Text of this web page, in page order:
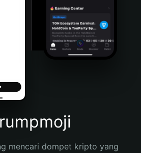
mencari dompet kripto yang